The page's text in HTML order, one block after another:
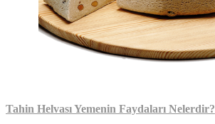
Tahin Helvası Yemenin Faydaları Nelerdir?